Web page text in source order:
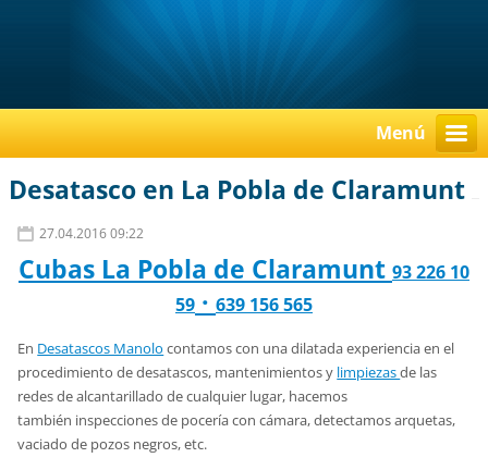
Menú
Desatasco en La Pobla de Claramunt
27.04.2016 09:22
Cubas La Pobla de Claramunt 93 226 10
59 · 639 156 565
En Desatascos Manolo contamos con una dilatada experiencia en el
procedimiento de desatascos, mantenimientos y limpiezasde las
redes de alcantarillado de cualquier lugar, hacemos
también inspecciones de pocería con cámara, detectamos arquetas,
vaciado de pozos negros, etc.